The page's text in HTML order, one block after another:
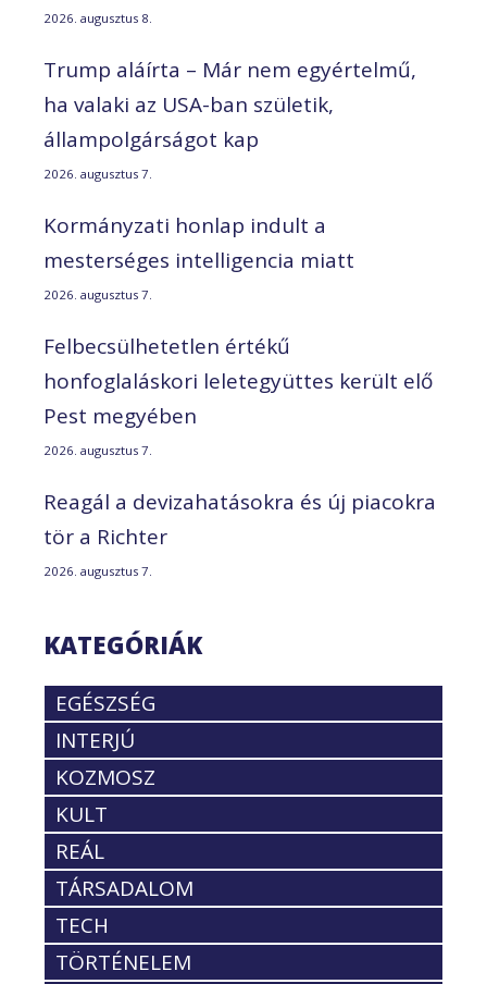
2026. augusztus 8.
Trump aláírta – Már nem egyértelmű,
ha valaki az USA-ban születik,
állampolgárságot kap
2026. augusztus 7.
Kormányzati honlap indult a
mesterséges intelligencia miatt
2026. augusztus 7.
Felbecsülhetetlen értékű
honfoglaláskori leletegyüttes került elő
Pest megyében
2026. augusztus 7.
Reagál a devizahatásokra és új piacokra
tör a Richter
2026. augusztus 7.
KATEGÓRIÁK
EGÉSZSÉG
INTERJÚ
KOZMOSZ
KULT
REÁL
TÁRSADALOM
TECH
TÖRTÉNELEM